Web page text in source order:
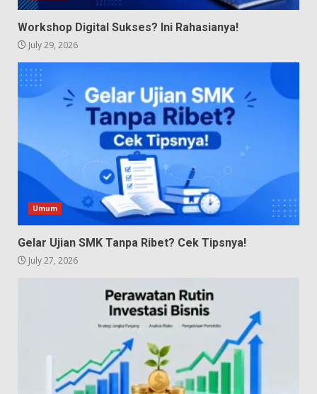
Workshop Digital Sukses? Ini Rahasianya!
July 29, 2026
Umum
Gelar Ujian SMK Tanpa Ribet? Cek Tipsnya!
July 27, 2026